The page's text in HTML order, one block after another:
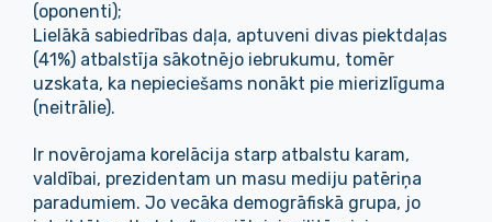
(oponenti);
Lielākā sabiedrības daļa, aptuveni divas piektdaļas
(41%) atbalstīja sākotnējo iebrukumu, tomēr
uzskata, ka nepieciešams nonākt pie mierizlīguma
(neitrālie).
Ir novērojama korelācija starp atbalstu karam,
valdībai, prezidentam un masu mediju patēriņa
paradumiem. Jo vecāka demogrāfiskā grupa, jo